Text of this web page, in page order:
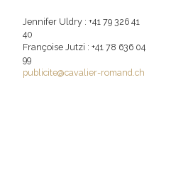
Jennifer Uldry : +41 79 326 41
40
Françoise Jutzi : +41 78 636 04
99
publicite@cavalier-romand.ch